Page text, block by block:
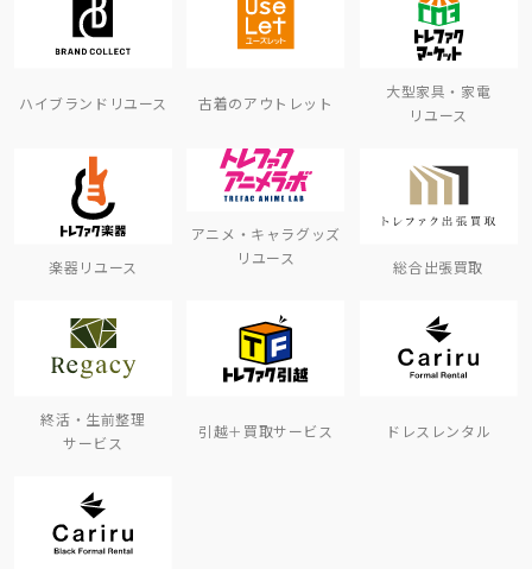
ハイブランドリユース 古着のアウトレット
大型家具・家電
リユース
楽器リユース
アニメ・キャラグッズ
リユース
総合出張買取
終活・生前整理
サービス
引越＋買取サービス ドレスレンタル